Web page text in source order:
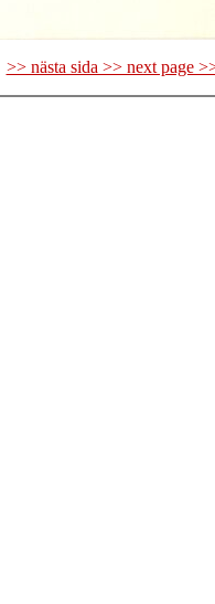
>> nästa sida >> next page